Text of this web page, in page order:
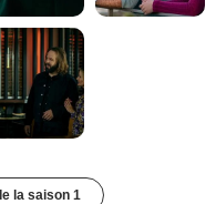
la saison 1